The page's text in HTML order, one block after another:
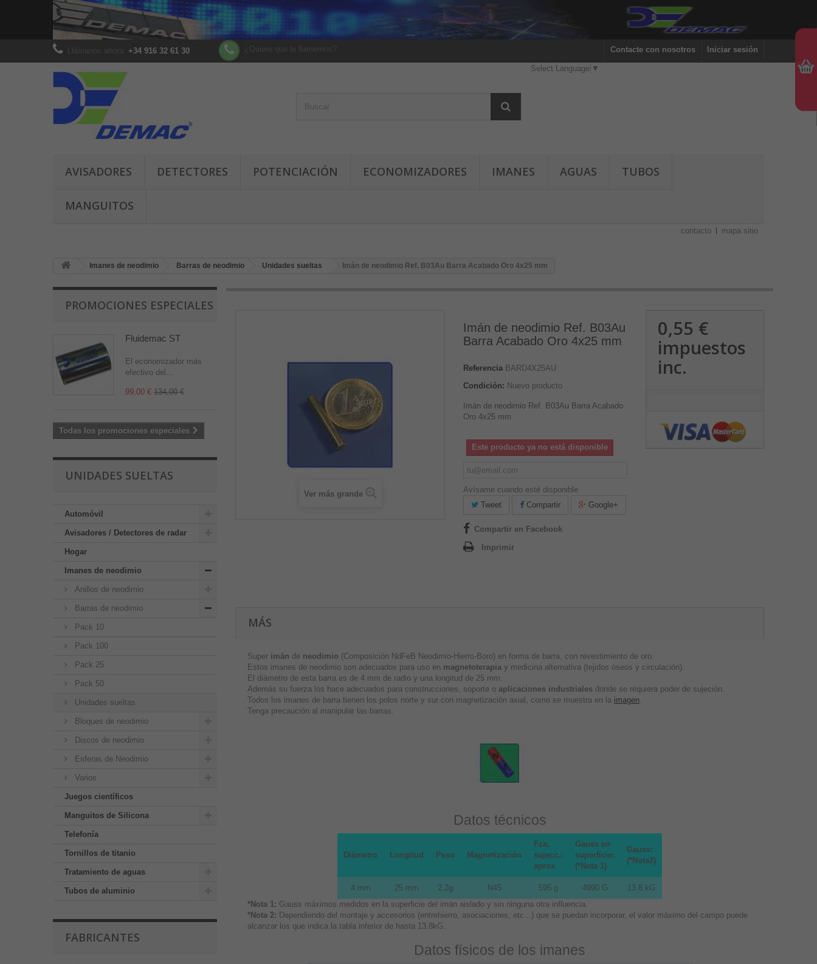
Iniciar sesión
Contacte con nosotros
+34 916 32 61 30
AVISADORES DETECTORES POTENCIACIÓN ECONOMIZADORES IMANES AGUAS TUBOS
MANGUITOS
contacto mapa sitio
Select Language ▼
Imanes de neodimio Barras de neodimio Unidades sueltas Imán de neodimio Ref. B03Au Barra Acabado Oro 4x25 mm
PROMOCIONES ESPECIALES
Fluidemac ST
El economizador más
efectivo del...
99,00 € 134,00 €
Todas los promociones especiales
UNIDADES SUELTAS
Automóvil
Avisadores / Detectores de radar
Hogar
Imanes de neodimio
Anillos de neodimio
Barras de neodimio
Pack 10
Pack 100
Pack 25
Pack 50
Unidades sueltas
Bloques de neodimio
Discos de neodimio
Esferas de Neodimio
Varios
Juegos científicos
Manguitos de Silicona
Telefonía
Tornillos de titanio
Tratamiento de aguas
Tubos de aluminio
FABRICANTES
Ver más grande
Imán de neodimio Ref. B03Au
Barra Acabado Oro 4x25 mm
Referencia BARD4X25AU
Condición: Nuevo producto
Imán de neodimio Ref. B03Au Barra Acabado
Oro 4x25 mm
Este producto ya no está disponible
Avísame cuando esté disponible
Tweet
Compartir Google+
Compartir en Facebook
Imprimir
0,55 €
impuestos
inc.
MÁS
Super imán de neodimio (Composición NdFeB Neodimio-Hierro-Boro) en forma de barra, con revestimiento de oro.
Estos imanes de neodimio son adecuados para uso en magnetoterapia y medicina alternativa (tejidos óseos y circulación).
El diámetro de esta barra es de 4 mm de radio y una longitud de 25 mm.
Además su fuerza los hace adecuados para construcciones, soporte o aplicaciones industriales donde se requiera poder de sujeción.
Todos los imanes de barra tienen los polos norte y sur con magnetización axial, como se muestra en la imagen.
Tenga precaución al manipular las barras.
Datos técnicos
Diámetro Longitud Peso Magnetización
Fza.
sujecc.:
aprox
Gauss en
superficie:
(*Nota 1)
Gauss:
(*Nota2)
4 mm 25 mm 2.2g N45 595 g 4990 G
13.8 kG
*Nota 1: Gauss máximos medidos en la superficie del imán aislado y sin ninguna otra influencia.
*Nota 2: Dependiendo del montaje y accesorios (entrehierro, asociaciones, etc...) que se puedan incorporar, el valor máximo del campo puede
alcanzar los que indica la tabla inferior de hasta 13.8kG.
Datos físicos de los imanes